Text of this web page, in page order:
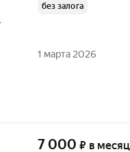
без залога
1 марта 2026
7 000 ₽ в месяц